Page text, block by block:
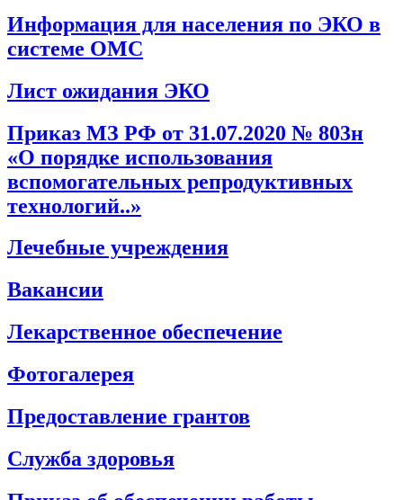
Информация для населения по ЭКО в
системе ОМС
Лист ожидания ЭКО
Приказ МЗ РФ от 31.07.2020 № 803н
«О порядке использования
вспомогательных репродуктивных
технологий..»
Лечебные учреждения
Вакансии
Лекарственное обеспечение
Фотогалерея
Предоставление грантов
Служба здоровья